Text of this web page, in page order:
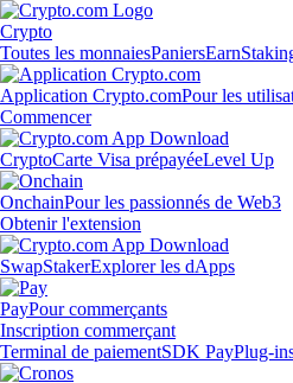
Crypto
Toutes les monnaiesPaniersEarn
Application Crypto.comPour les
Commencer
CryptoCarte Visa prépayéeLevel Up
OnchainPour les passionnés de Web3
Obtenir l'extension
SwapStakerExplorer les dApps
PayPour commerçants
Inscription commerçant
Terminal de paiementSDK PayPlug-